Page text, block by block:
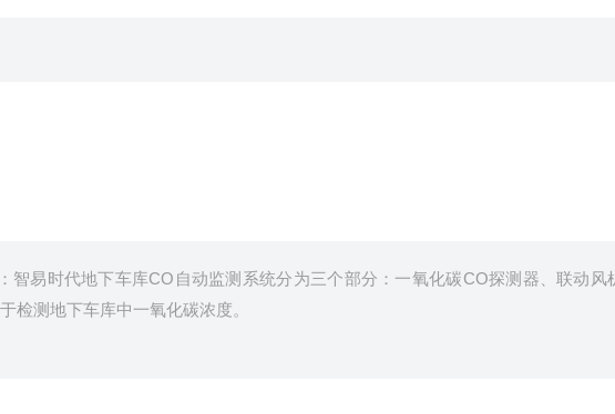
智易时代地下车库CO自动监测系统分为三个部分：一氧化碳CO探测器、联动风
检测地下车库中一氧化碳浓度。